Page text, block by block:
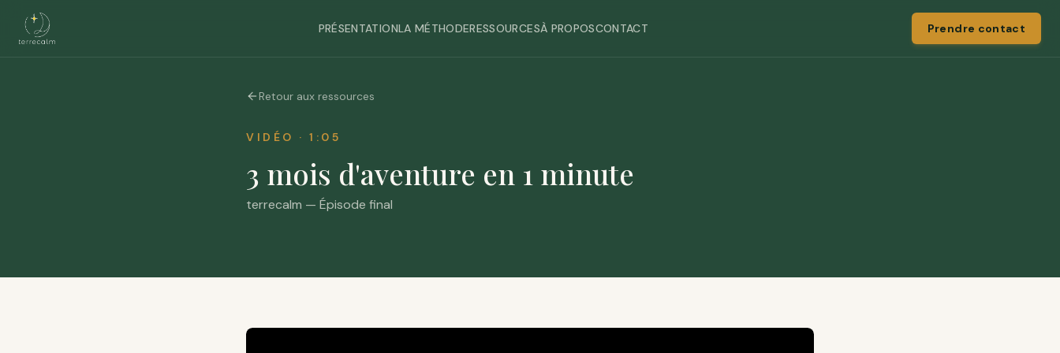
PRÉSENTATIONLA MÉTHODERESSOURCESÀ PROPOSCONTACT Prendre contact
Retour aux ressources
VIDÉO · 1:05
3 mois d'aventure en 1 minute
terrecalm — Épisode final